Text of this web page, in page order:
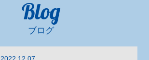
Blog
ブログ